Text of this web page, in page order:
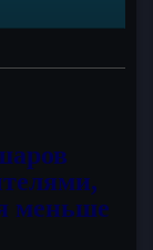
меньше